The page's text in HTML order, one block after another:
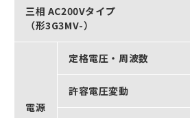
三相 AC200Vタイプ
（形3G3MV-）
電源
定格電圧・周波数
許容電圧変動